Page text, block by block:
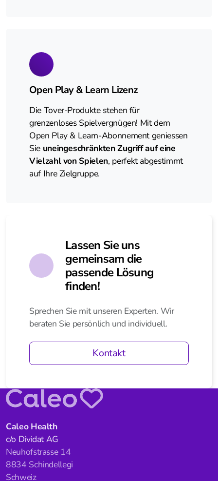
Open Play & Learn Lizenz
Die Tover-Produkte stehen für
grenzenloses Spielvergnügen! Mit dem
Open Play & Learn-Abonnement geniessen
Sie uneingeschränkten Zugriff auf eine
Vielzahl von Spielen, perfekt abgestimmt
auf Ihre Zielgruppe.
Lassen Sie uns
gemeinsam die
passende Lösung
finden!
Sprechen Sie mit unseren Experten. Wir
beraten Sie persönlich und individuell.
Kontakt
Caleo Health
c/o Dividat AG
Neuhofstrasse 14
8834 Schindellegi
Schweiz